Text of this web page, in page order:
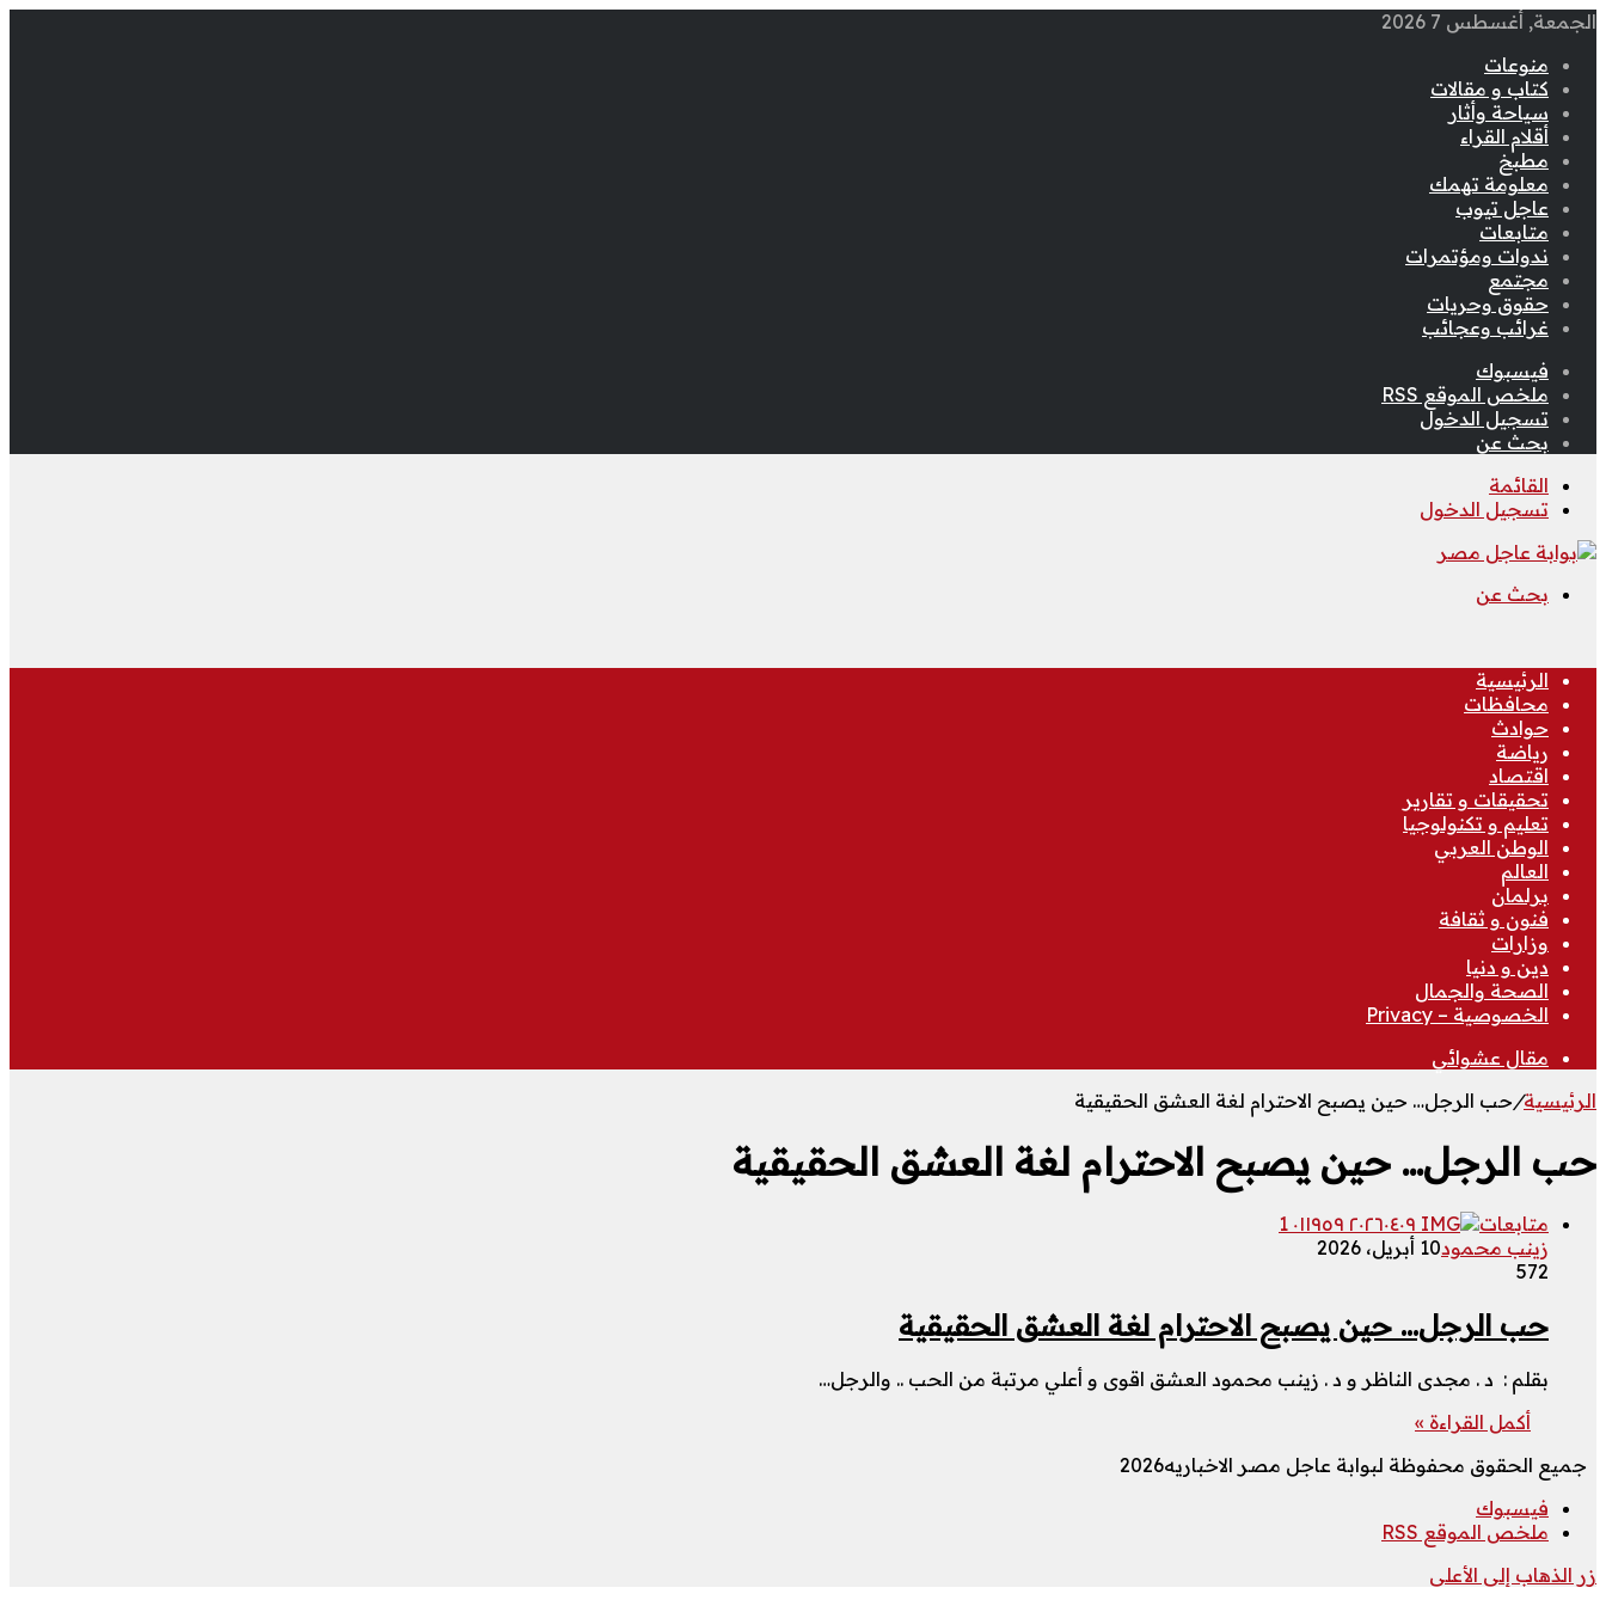
الجمعة, أغسطس 7 2026
منوعات
كتاب و مقالات
سياحة وأثار
أقلام القراء
مطبخ
معلومة تهمك
عاجل تيوب
متابعات
ندوات ومؤتمرات
مجتمع
حقوق وحريات
غرائب وعجائب
فيسبوك
ملخص الموقع RSS
تسجيل الدخول
بحث عن
القائمة
تسجيل الدخول
بحث عن
الرئيسية
محافظات
حوادث
رياضة
اقتصاد
تحقيقات و تقارير
تعليم و تكنولوجيا
الوطن العربي
العالم
برلمان
فنون و ثقافة
وزارات
دين و دنيا
الصحة والجمال
الخصوصية – Privacy
مقال عشوائي
الرئيسية/حب الرجل… حين يصبح الاحترام لغة العشق الحقيقية
حب الرجل… حين يصبح الاحترام لغة العشق الحقيقية
متابعات
زينب محمود10 أبريل، 2026
572
حب الرجل… حين يصبح الاحترام لغة العشق الحقيقية
بقلم : د . مجدى الناظر و د . زينب محمود العشق اقوى و أعلي مرتبة من الحب .. والرجل…
أكمل القراءة »
جميع الحقوق محفوظة لبوابة عاجل مصر الاخباريه2026
فيسبوك
ملخص الموقع RSS
زر الذهاب إلى الأعلى